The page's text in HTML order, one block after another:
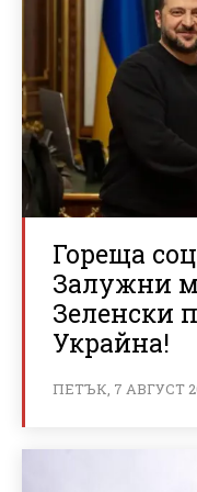
Гореща
Залужни
Зеленски
Украйна!
ПЕТЪК, 7 АВГУСТ